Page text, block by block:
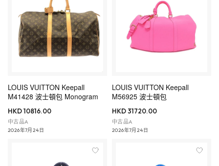
LOUIS VUITTON Keepall
M41428 波士頓包 Monogram
HKD 10816.00
中古品A
2026年7月24日
LOUIS VUITTON Keepall
M56925 波士頓包
HKD 31720.00
中古品A
2026年7月24日